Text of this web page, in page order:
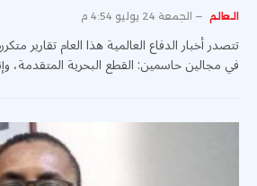
العالم الجمعة 24 يوليو 4:54 م
تتصدر أخبار الدفاع العالمية هذا العام تقارير
في مجالين حاسمين: القطع البحرية المتقدمة،